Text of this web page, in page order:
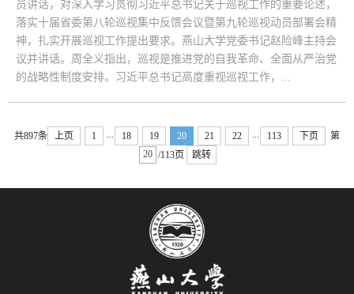
员讲话，对深入学习贯彻习近平总书记关于巡视工作的重要论述，
落实十届省委第八轮巡视集中反馈会议暨第九轮巡视动员部署会精
神，扎实开展巡视工作提出要求。燕山大学党委书记赵险峰主持会
议并讲话。周全义指出，巡视是推进党的自我革命、全面从严治党
的战略性制度安排。习近平总书记高度重视巡视工作，...
共897条 上页 1 ... 18 19 20 21 22 ... 113 下页
第
/113页
跳转